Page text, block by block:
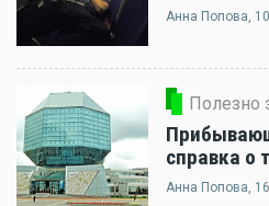
Анна Попова,
Полезно
справка о
Анна Попова,